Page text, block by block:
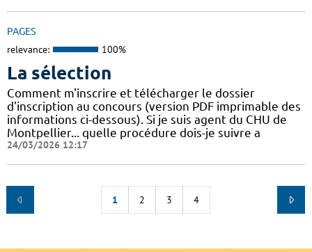
PAGES
relevance: 100%
La sélection
Comment m'inscrire et télécharger le dossier
d'inscription au concours (version PDF imprimable des
informations ci-dessous). Si je suis agent du CHU de
Montpellier... quelle procédure dois-je suivre a
24/03/2026 12:17
1 2 3 4